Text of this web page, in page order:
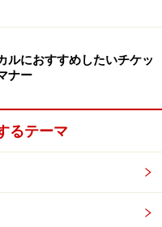
私たちにもとても勉強
よって、心が動いてお
」ことは大事とわかっ
たのは大きな財産で
ーディションを勝ち抜
ャスティングは？
は私は、映画版の『ア
ルにおすすめしたいチケッ
ナー
るテーマ